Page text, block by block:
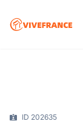
ID 202635